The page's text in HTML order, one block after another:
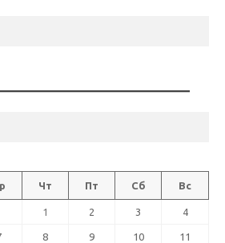
Чт Пт Сб Вс
1 2 3 4
8 9 10 11